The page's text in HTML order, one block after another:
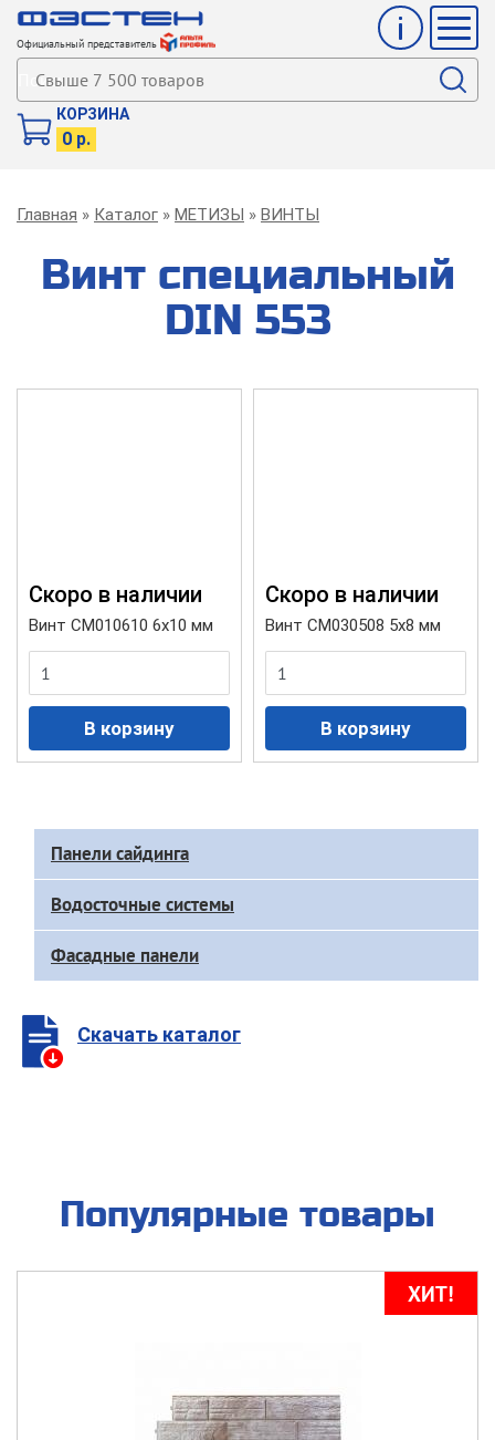
Официальный представитель
Инфо
Поиск
КОРЗИНА
0 р.
Строка
Главная Каталог МЕТИЗЫ ВИНТЫ
Винт специальный
DIN 553
Cкоро в наличии
Винт CM010610 6х10 мм
Cкоро в наличии
Винт CM030508 5х8 мм
Доп
меню
каталога
Панели сайдинга
Водосточные системы
Фасадные панели
Скачать каталог
Популярные товары